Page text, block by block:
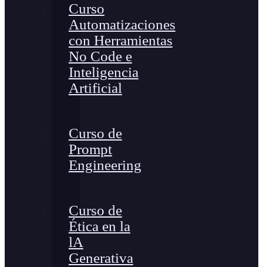
Curso
Automatizaciones
con Herramientas
No Code e
Inteligencia
Artificial
Curso de
Prompt
Engineering
Curso de
Ética en la
lA
Generativa